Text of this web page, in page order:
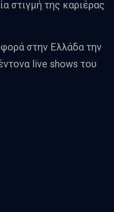
στιγμή της καριέρας
στην Ελλάδα την
live shows του